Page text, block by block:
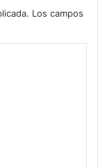
Los campos